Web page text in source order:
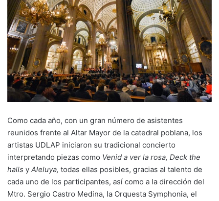
Como cada año, con un gran número de asistentes
reunidos frente al Altar Mayor de la catedral poblana, los
artistas UDLAP iniciaron su tradicional concierto
interpretando piezas como Venid a ver la rosa, Deck the
halls y Aleluya, todas ellas posibles, gracias al talento de
cada uno de los participantes, así como a la dirección del
Mtro. Sergio Castro Medina, la Orquesta Symphonia, el